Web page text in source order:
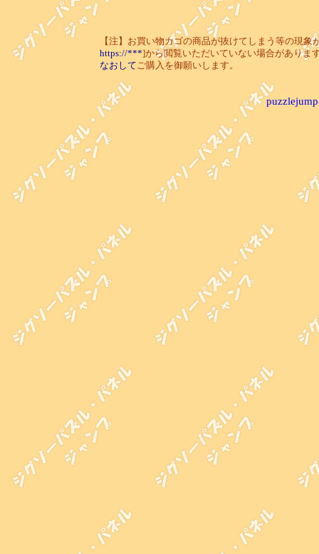
【注】お買い物カゴの商品が抜けてしまう等の現
https://***]から閲覧いただいていない場合がありま
なおして ご購入を御願いします。